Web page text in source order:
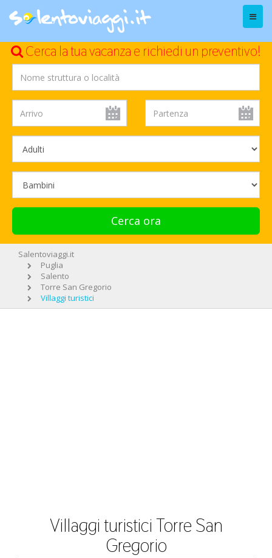
Menu
Cerca la tua vacanza e richiedi un preventivo!
Cerca ora
Salentoviaggi.it
Puglia
Salento
Torre San Gregorio
Villaggi turistici
Villaggi turistici Torre San
Gregorio